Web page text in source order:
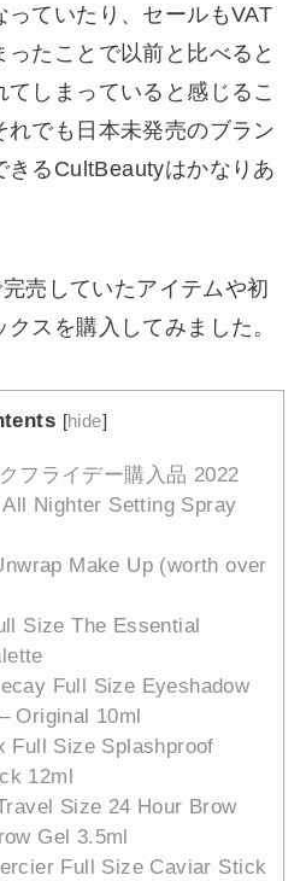
っていたり、セールもVAT
たことで以前と比べると
しまっていると感じるこ
れでも日本未発売のブラン
きるCultBeautyはかなりあ
売していたアイテムや初
スを購入してみました。
[hide]
フライデー購入品 2022
Nighter Setting Spray
Make Up (worth over
Size The Essential
Full Size Eyeshadow
Original 10ml
Full Size Splashproof
12ml
Size 24 Hour Brow
Gel 3.5ml
Full Size Caviar Stick